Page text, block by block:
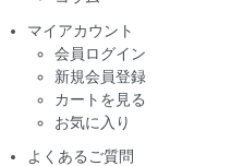
マイアカウント
会員ログイン
新規会員登録
カートを見る
お気に入り
よくあるご質問